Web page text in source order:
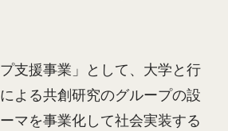
支援事業」として、大学と行
よる共創研究のグループの設
マを事業化して社会実装する